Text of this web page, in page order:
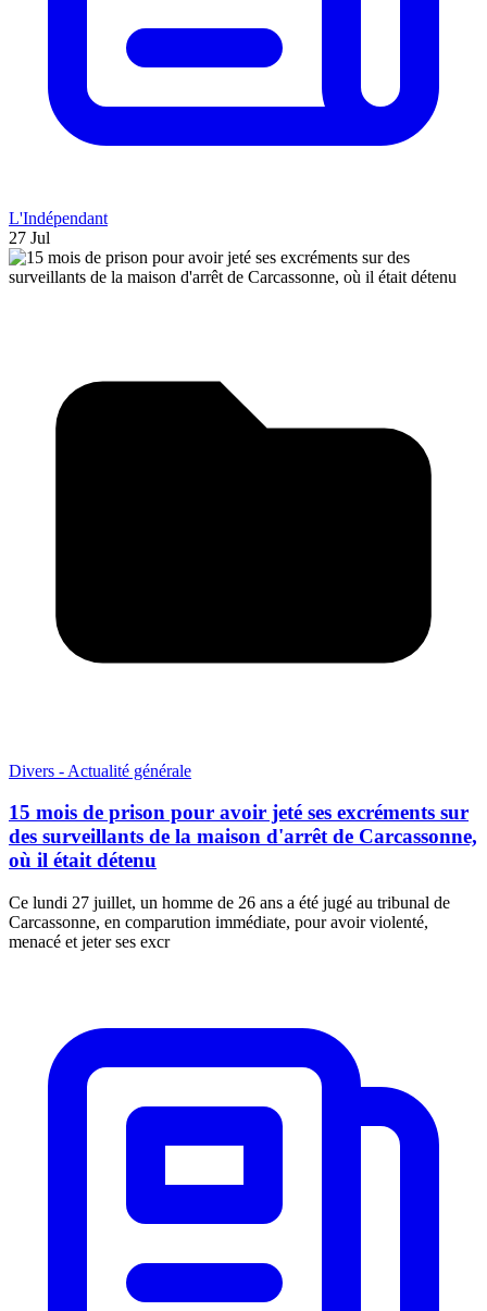
L'Indépendant
27 Jul
Divers - Actualité générale
15 mois de prison pour avoir jeté ses excréments sur
des surveillants de la maison d'arrêt de Carcassonne,
où il était détenu
Ce lundi 27 juillet, un homme de 26 ans a été jugé au tribunal de
Carcassonne, en comparution immédiate, pour avoir violenté,
menacé et jeter ses excr